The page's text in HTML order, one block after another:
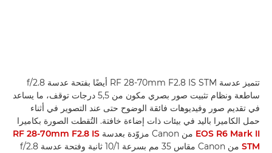
تتميز عدسة RF 28-70mm F2.8 IS STM أيضًا بفتحة عدسة f/2.8
ساطعة ونظام تثبيت صور بصري مكون من 5,5 درجات توقف، ما يساعد
في تقديم صور وفيديوهات فائقة الوضوح حتى عند التصوير في أثناء
حمل الكاميرا باليد في بيئات ذات إضاءة خافتة. التُقطت الصورة بكاميرا
EOS R6 Mark II من Canon مزوّدة بعدسة
RF 28-70mm F2.8 IS
STM
من Canon مقاس 35 مم بسرعة 1/‏10 ثانية وفتحة عدسة f/2.8